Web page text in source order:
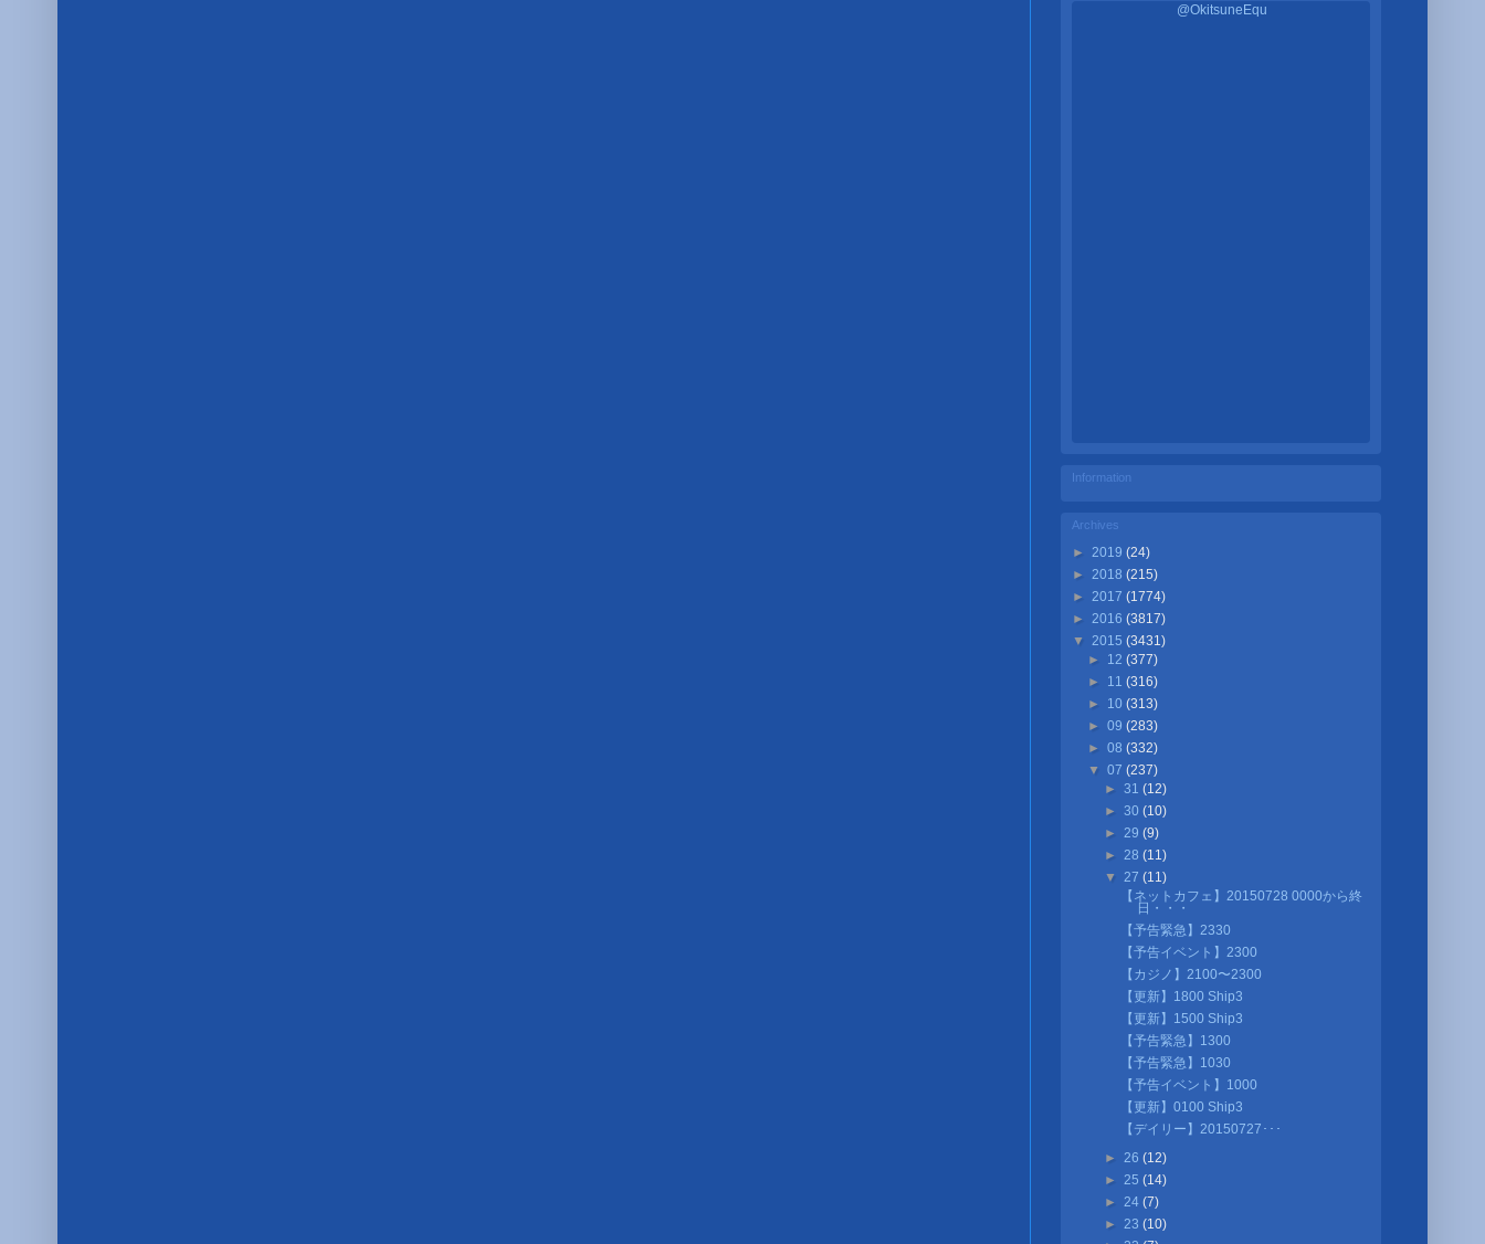
@OkitsuneEqu
Information
Archives
► 2019 (24)
► 2018 (215)
► 2017 (1774)
► 2016 (3817)
▼ 2015 (3431)
► 12(377)
► 11(316)
► 10(313)
►09(283)
►08(332)
▼07(237)
► 31 (12)
► 30 (10)
► 29 (9)
► 28 (11)
▼ 27 (11)
【ネットカフェ】20150728 0000から終
日・・・
【予告緊急】2330
【予告イベント】2300
【カジノ】2100〜2300
【更新】1800 Ship3
【更新】1500 Ship3
【予告緊急】1300
【予告緊急】1030
【予告イベント】1000
【更新】0100 Ship3
【デイリー】20150727･･･
► 26 (12)
► 25 (14)
► 24 (7)
► 23 (10)